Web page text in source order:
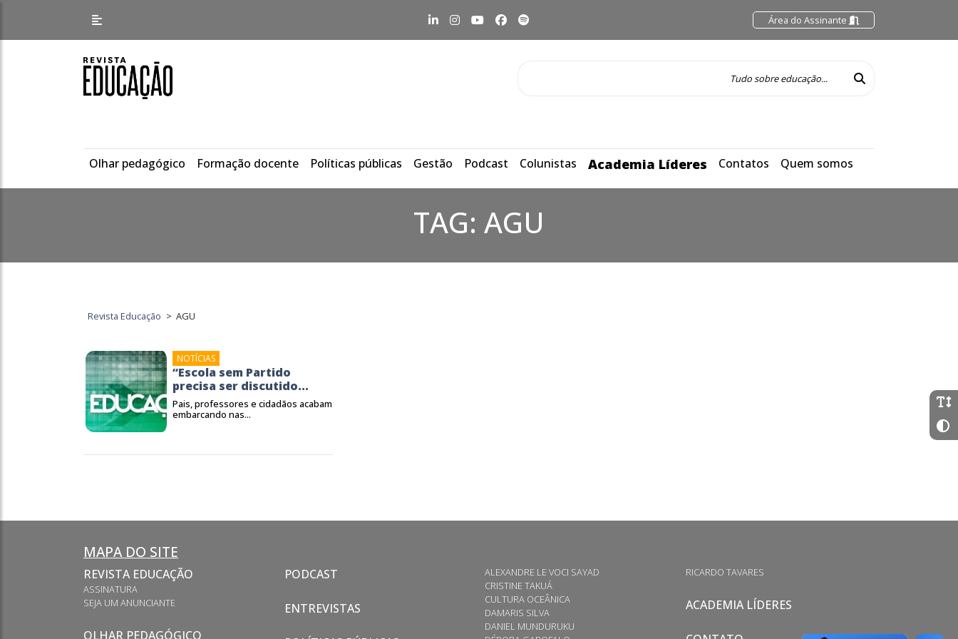
Área do Assinante
Olhar pedagógico Formação docente Políticas públicas Gestão Podcast Colunistas Academia Líderes Contatos Quem somos
TAG: AGU
Revista Educação > AGU
NOTÍCIAS
“Escola sem Partido
precisa ser discutido...
Pais, professores e cidadãos acabam
embarcando nas...
MAPA DO SITE
REVISTA EDUCAÇÃO
ASSINATURA
SEJA UM ANUNCIANTE
OLHAR PEDAGÓGICO
PODCAST
ENTREVISTAS
ALEXANDRE LE VOCI SAYAD
CRISTINE TAKUÁ
CULTURA OCEÂNICA
DAMARIS SILVA
DANIEL MUNDURUKU
RICARDO TAVARES
ACADEMIA LÍDERES